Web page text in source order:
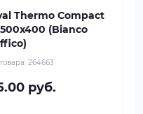
Thermo Compact
500x400 (Bianco
264663
руб.